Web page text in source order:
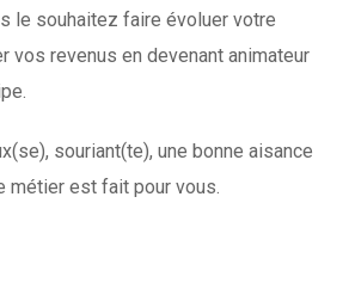
le souhaitez faire évoluer votre
vos revenus en devenant animateur
souriant(te), une bonne aisance
métier est fait pour vous.